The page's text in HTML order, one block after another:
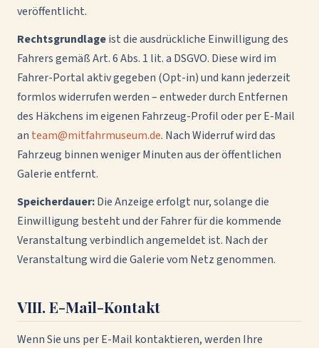
veröffentlicht.
Rechtsgrundlageist die ausdrückliche Einwilligung des
Fahrers gemäß Art. 6 Abs. 1 lit. a DSGVO. Diese wird im
Fahrer-Portal aktiv gegeben (Opt-in) und kann jederzeit
formlos widerrufen werden – entweder durch Entfernen
des Häkchens im eigenen Fahrzeug-Profil oder per E-Mail
an team@mitfahrmuseum.de. Nach Widerruf wird das
Fahrzeug binnen weniger Minuten aus der öffentlichen
Galerie entfernt.
Speicherdauer:Die Anzeige erfolgt nur, solange die
Einwilligung besteht und der Fahrer für die kommende
Veranstaltung verbindlich angemeldet ist. Nach der
Veranstaltung wird die Galerie vom Netz genommen.
VIII. E-Mail-Kontakt
Wenn Sie uns per E-Mail kontaktieren, werden Ihre